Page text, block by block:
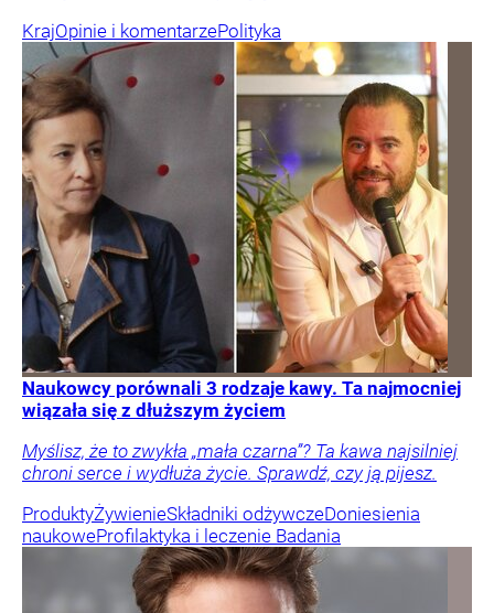
KrajOpinie i komentarzePolityka
Naukowcy porównali 3 rodzaje kawy. Ta najmocniej
wiązała się z dłuższym życiem
Myślisz, że to zwykła „mała czarna”? Ta kawa najsilniej
chroni serce i wydłuża życie. Sprawdź, czy ją pijesz.
ProduktyŻywienieSkładniki odżywczeDoniesienia
naukoweProfilaktyka i leczenie Badania